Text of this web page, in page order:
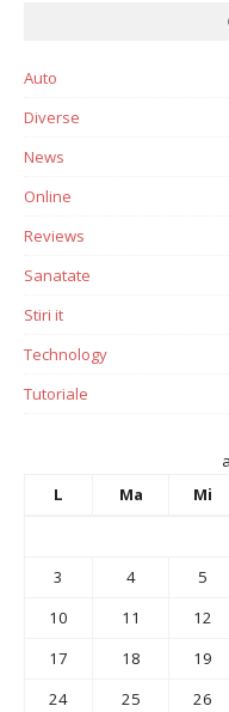
Auto
Diverse
News
Online
Reviews
Sanatate
Stiri it
Technology
Tutoriale
L
Ma Mi
3
4 5
10
11 12
17
18 19
24
25 26